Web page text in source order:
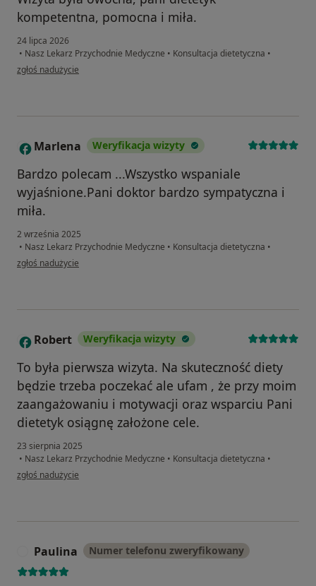
kompetentna, pomocna i miła.
24 lipca 2026
• Nasz Lekarz Przychodnie Medyczne • Konsultacja dietetyczna •
w opinii użytkownika Marta
zgłoś nadużycie
M Marlena Weryfikacja wizyty
Bardzo polecam ...Wszystko wspaniale
wyjaśnione.Pani doktor bardzo sympatyczna i
miła.
2 września 2025
• Nasz Lekarz Przychodnie Medyczne • Konsultacja dietetyczna •
w opinii użytkownika Marlena
zgłoś nadużycie
R Robert Weryfikacja wizyty
To była pierwsza wizyta. Na skuteczność diety
będzie trzeba poczekać ale ufam , że przy moim
zaangażowaniu i motywacji oraz wsparciu Pani
dietetyk osiągnę założone cele.
23 sierpnia 2025
• Nasz Lekarz Przychodnie Medyczne • Konsultacja dietetyczna •
w opinii użytkownika Robert
zgłoś nadużycie
Paulina Numer telefonu zweryfikowany